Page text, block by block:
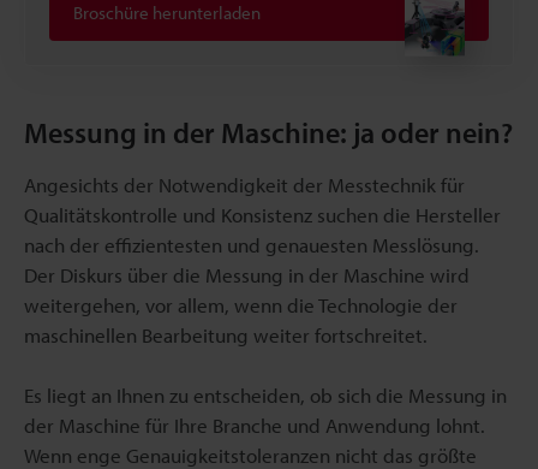
Broschüre herunterladen
Messung in der Maschine: ja oder nein?
Angesichts der Notwendigkeit der Messtechnik für
Qualitätskontrolle und Konsistenz suchen die Hersteller
nach der effizientesten und genauesten Messlösung.
Der Diskurs über die Messung in der Maschine wird
weitergehen, vor allem, wenn die Technologie der
maschinellen Bearbeitung weiter fortschreitet.
Es liegt an Ihnen zu entscheiden, ob sich die Messung in
der Maschine für Ihre Branche und Anwendung lohnt.
Wenn enge Genauigkeitstoleranzen nicht das größte